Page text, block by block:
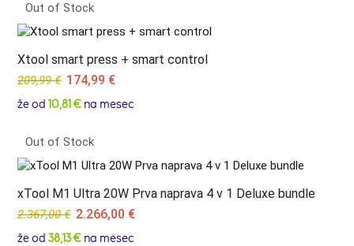
54,99 €.
Out of Stock
Xtool smart press + smart control
209,99€ Original
price
174,99 €Current
že od10,81 € na mesec
Out of Stock
xTool M1 Ultra 20W Prva naprava 4 v 1 Deluxe bundle
2.367,00€ Original
price
2.266,00 €Current
že od38,13 € na mesec